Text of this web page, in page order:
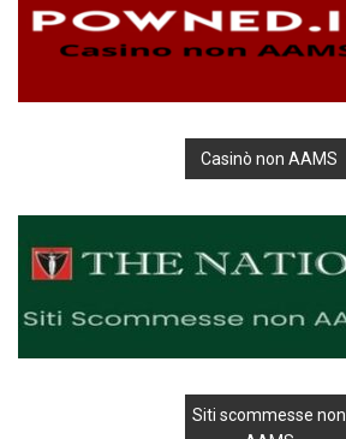
Casinò non AAMS
Siti scommesse non